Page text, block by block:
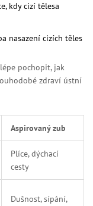
kdy cizí tělesa
nasazení cizích těles
pochopit, jak
zdraví ústní
Aspirovaný zub
Plíce, dýchací
cesty
Dušnost, sípání,